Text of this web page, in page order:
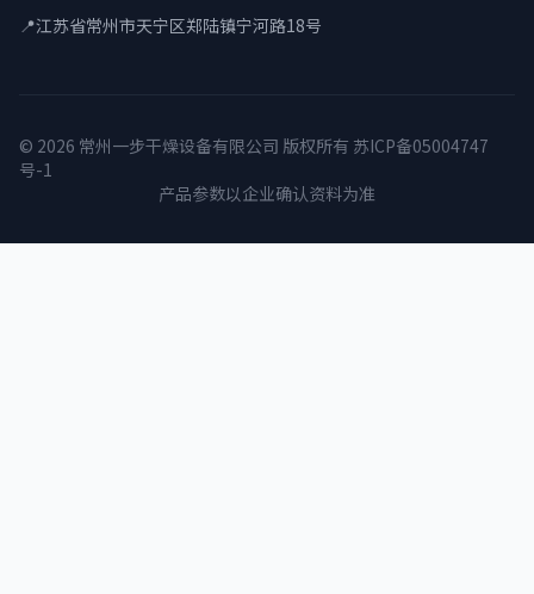
📍江苏省常州市天宁区郑陆镇宁河路18号
© 2026 常州一步干燥设备有限公司 版权所有 苏ICP备05004747
号-1
产品参数以企业确认资料为准